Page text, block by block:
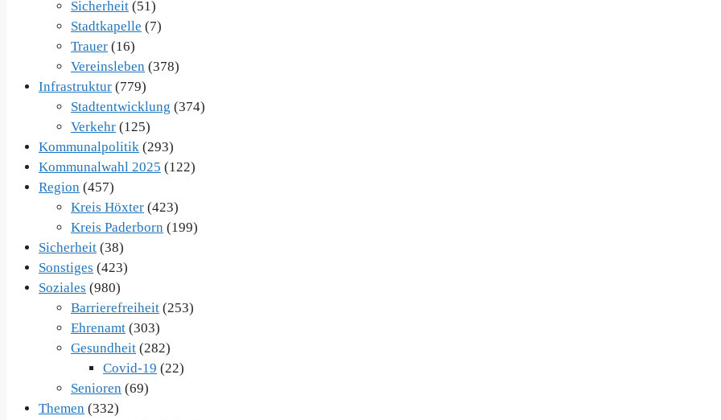
Sicherheit (51)
Stadtkapelle (7)
Trauer (16)
Vereinsleben (378)
Infrastruktur (779)
Stadtentwicklung (374)
Verkehr (125)
Kommunalpolitik (293)
Kommunalwahl 2025 (122)
Region (457)
Kreis Höxter (423)
Kreis Paderborn (199)
Sicherheit (38)
Sonstiges (423)
Soziales (980)
Barrierefreiheit (253)
Ehrenamt (303)
Gesundheit (282)
Covid-19 (22)
Senioren (69)
Themen (332)